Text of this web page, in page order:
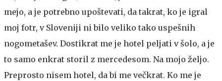
mejo, a je potrebno upoštevati, da takrat, ko je igral
moj fotr, v Sloveniji ni bilo veliko tako uspešnih
nogometašev. Dostikrat me je hotel peljati v šolo, a je
to samo enkrat storil z mercedesom. Na mojo željo.
Preprosto nisem hotel, da bi me večkrat. Ko me je